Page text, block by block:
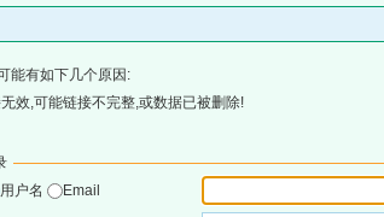
能有如下几个原因:
效,可能链接不完整,或数据已被删除!
用户名
Email